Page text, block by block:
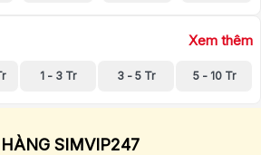
Xem thêm
1 - 3 Tr 3 - 5 Tr 5 - 10 Tr
SIMVIP247